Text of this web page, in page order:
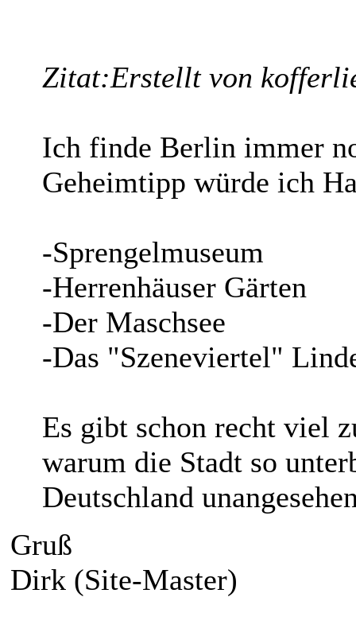
Zitat:Erstellt von
Ich finde Berlin immer
Geheimtipp würde ich
-Sprengelmuseum
-Herrenhäuser Gärten
-Der Maschsee
-Das "Szeneviertel"
Es gibt schon recht viel
warum die Stadt so
Deutschland
Gruß
Dirk (Site-Master)